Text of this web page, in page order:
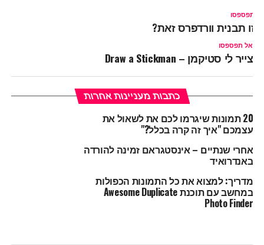
תפספסו
תבנית וורדפרס זאת?
אל תפספסו
צייר לי סטיקמן – Draw a Stickman
כתבות מעניינות אחרות
20 תמונות שיגרמו לכם את לשאול את
עצמכם "איך זה קרה בכלל?"
אחרי שנתיים – אינסטגראם זמינה להורדה
באנדרואיד
מדריך: למצוא את כל התמונות הכפולות
במחשב עם תוכנת Awesome Duplicate
Photo Finder